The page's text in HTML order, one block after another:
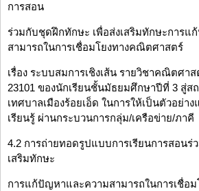
การสอน
ร่วมกับชุดฝึกทักษะ เพื่อส่งเสริมทักษะการแ
สามารถในการเชื่อมโยงทางคณิตศาสตร์
เรื่อง ระบบสมการเชิงเส้น รายวิชาคณิตศา
23101 ของนักเรียนชั้นมัธยมศึกษาปีที่ 3 สู่ส
เทศบาลเมืองร้อยเอ็ด ในการให้เป็นตัวอย่า
เรียนรู้ ผ่านกระบวนการกลุ่ม/เครือข่าย/ภาคี
4.2 การถ่ายทอดรูปแบบการเรียนการสอนร่
เสริมทักษะ
การแก้ปัญหาและความสามารถในการเชื่อ